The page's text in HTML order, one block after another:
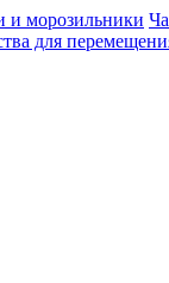
и морозильники
для